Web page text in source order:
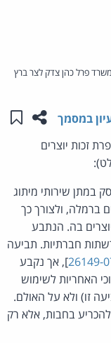
פרל כהן צדק לצר ברץ
שתפו
במסמך
זכות יוצרים
במתן שירותי מיתוג
ברמלה, ולצורך כך
בה. הנתבע
וברשתות חברתיות. תביעה
], אך נקבע
האחריות לשימוש
זו) ולא על האולם.
להכריע בחבות, אלא רק